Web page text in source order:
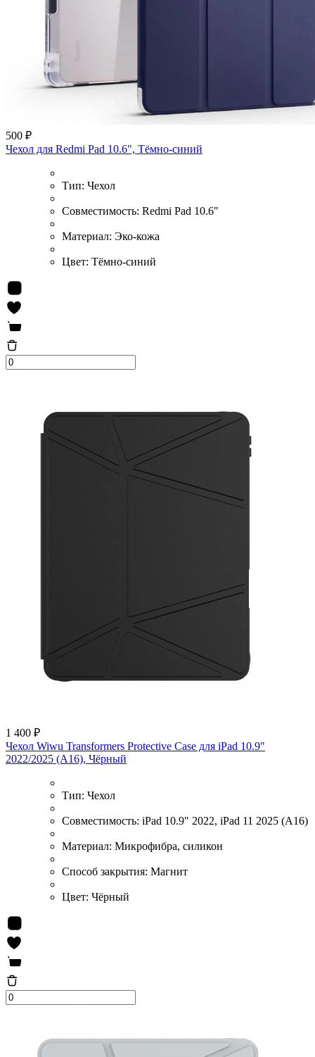
500 ₽
Чехол для Redmi Pad 10.6", Тёмно-синий
Тип: Чехол
Совместимость: Redmi Pad 10.6"
Материал: Эко-кожа
Цвет: Тёмно-синий
1 400 ₽
Чехол Wiwu Transformers Protective Case для iPad 10.9"
2022/2025 (A16), Чёрный
Тип: Чехол
Совместимость: iPad 10.9" 2022, iPad 11 2025 (A16)
Материал: Микрофибра, силикон
Способ закрытия: Магнит
Цвет: Чёрный